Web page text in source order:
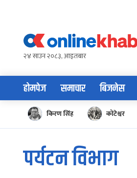
content२४ साउन २०८३, आइतबार
होमपेज समाचार बिजनेस
किरण सिंह कोटेश्वर
पर्यटन विभाग